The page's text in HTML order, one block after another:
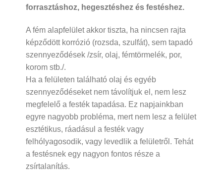
forrasztáshoz, hegesztéshez és festéshez.
A fém alapfelület akkor tiszta, ha nincsen rajta
képződött korrózió (rozsda, szulfát), sem tapadó
szennyeződések /zsír, olaj, fémtörmelék, por,
korom stb./.
Ha a felületen található olaj és egyéb
szennyeződéseket nem távolítjuk el, nem lesz
megfelelő a festék tapadása. Ez napjainkban
egyre nagyobb probléma, mert nem lesz a felület
esztétikus, ráadásul a festék vagy
felhólyagosodik, vagy levedlik a felületről. Tehát
a festésnek egy nagyon fontos része a
zsírtalanítás.